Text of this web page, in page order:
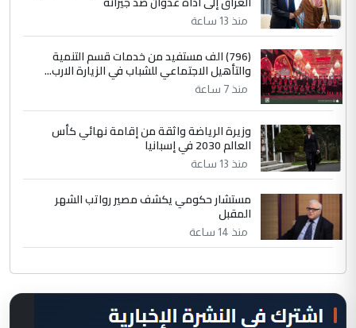
منذ 13 ساعة
(796) الف مستفيد من خدمات قسم التنمية
والتأهيل الاجتماعي للشباب في الزيارة الارب...
منذ 7 ساعة
وزيرة الرياضة واثقة من إقامة نهائي كأس
العالم 2030 في إسبانيا
منذ 13 ساعة
مستشار حكومي يكشف مصير رواتب الشهر
المقبل
منذ 14 ساعة